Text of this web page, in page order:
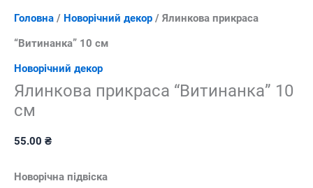
Головна / Новорічний декор / Ялинкова прикраса
“Витинанка” 10 см
Новорічний декор
Ялинкова прикраса “Витинанка” 10
см
55.00 ₴
Новорічна підвіска